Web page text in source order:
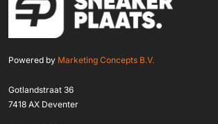
Powered by Marketing Concepts B.V.
Gotlandstraat 36
7418 AX Deventer